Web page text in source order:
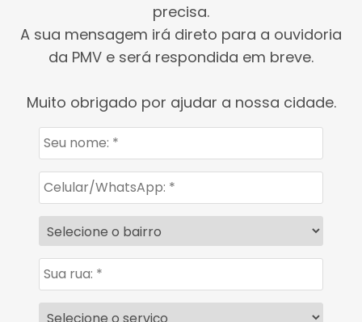
precisa.
A sua mensagem irá direto para a ouvidoria
da PMV e será respondida em breve.
Muito obrigado por ajudar a nossa cidade.